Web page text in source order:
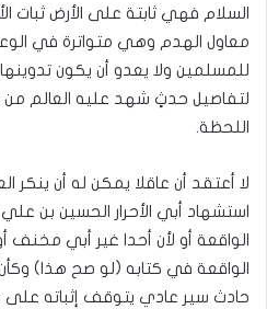
السلام فهي ثابتة على الأرض ثبات
معاول الهدم وهي متواترة في
للمسلمين ولا يعدو أن يكون
لتفاصيل حدثٍ شهد عليه العالم
اللحظة.
لا أعتقد أن عاقلا يمكن له أن ينكر
استشهاد أبي الأحرار الحسين بن
الواقعة أو لأن أحدا غير أبي مخنف
الواقعة في كتابه (لو صح هذا)
حادث سير عادي يتوقف إثباته